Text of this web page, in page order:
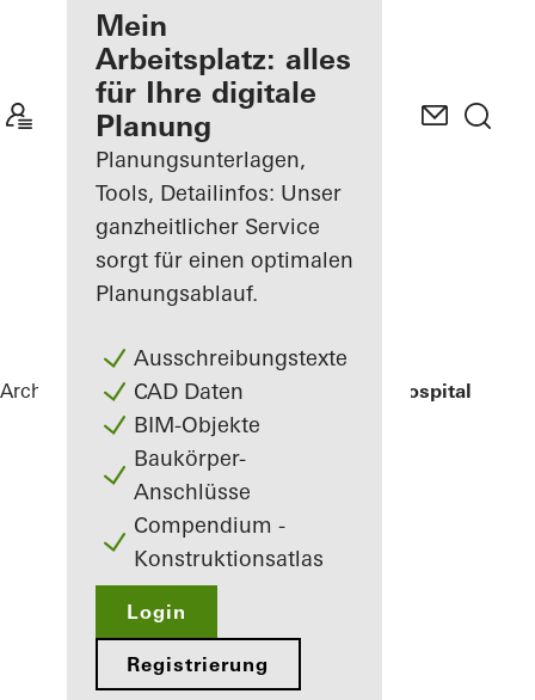
Ihre Vorteile als
angemeldeter
Architekt
Mein
Arbeitsplatz
kennenlernen
Mein
Arbeitsplatz: alles
für Ihre digitale
Planung
Planungsunterlagen,
Tools, Detailinfos: Unser
ganzheitlicher Service
sorgt für einen optimalen
Planungsablauf.
Ausschreibungstexte
CAD Daten
BIM-Objekte
Baukörper-
Anschlüsse
Compendium -
Konstruktionsatlas
Login
Registrierung
Architekten ReferenzenChildren’s Surgical Hospital